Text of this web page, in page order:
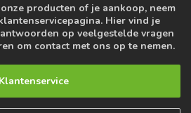
producten of je aankoop, neem
Hier vind je
op veelgestelde vragen
om contact met ons op te nemen.
Klantenservice